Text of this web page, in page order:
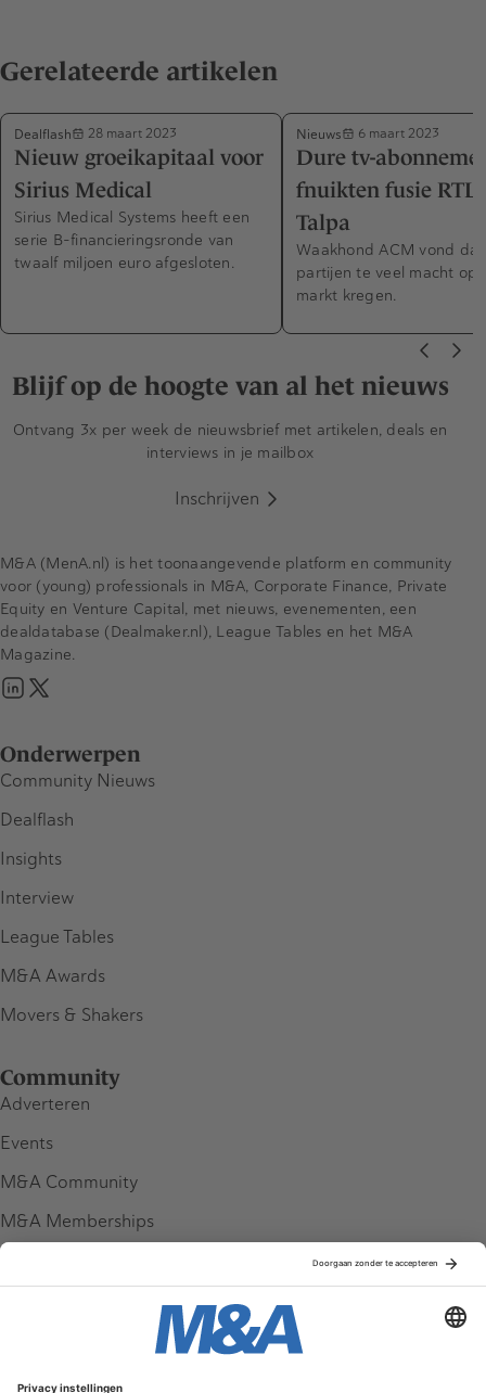
Gerelateerde artikelen
Dealflash 28 maart 2023
Nieuw groeikapitaal voor
Sirius Medical
Sirius Medical Systems heeft een
serie B-financieringsronde van
twaalf miljoen euro afgesloten.
Nieuws 6 maart 2023
Dure tv-
fnuikten fusie RTL
Talpa
Waakhond ACM vond
partijen te veel macht op
markt kregen.
Blijf op de hoogte van al het nieuws
Ontvang 3x per week de nieuwsbrief met artikelen, deals en
interviews in je mailbox
Inschrijven
Onderwerpen
Community Nieuws
Dealflash
Insights
Interview
League Tables
M&A Awards
Movers & Shakers
Community
Adverteren
Events
M&A Community
M&A Memberships
M&A (MenA.nl) is het toonaangevende platform en community
voor (young) professionals in M&A, Corporate Finance, Private
Equity en Venture Capital, met nieuws, evenementen, een
dealdatabase (Dealmaker.nl), League Tables en het M&A
Magazine.